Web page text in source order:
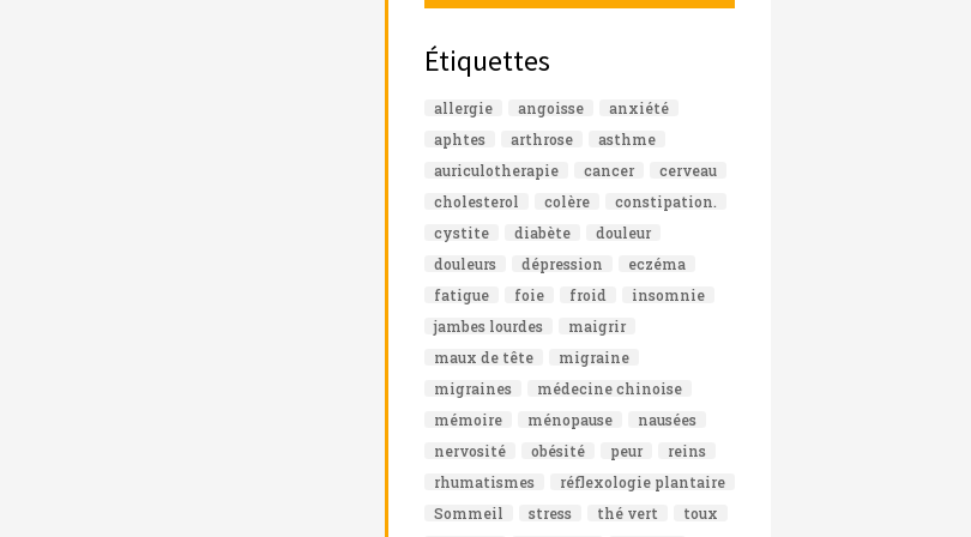
Étiquettes
allergie angoisse
anxiété
aphtes
arthrose
asthme
auriculotherapie
cancer
cerveau
cholesterol
colère
constipation.
cystite
diabète
douleur
douleurs
dépression
eczéma
fatigue
foie froid
insomnie
jambes lourdes
maigrir
maux de tête
migraine
migraines
médecine chinoise
mémoire
ménopause
nausées
nervosité
obésité peur
reins
rhumatismes
réflexologie plantaire
Sommeil
stress thé vert
toux